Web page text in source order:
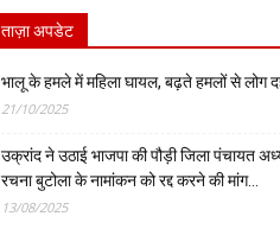
ताज़ा अपडेट
भालू के हमले में महिला घायल, बढ़ते हमलों से लोग
21/10/2025
उक्रांद ने उठाई भाजपा की पौड़ी जिला पंचायत
रचना बुटोला के नामांकन को रद्द करने की मांग…
13/08/2025